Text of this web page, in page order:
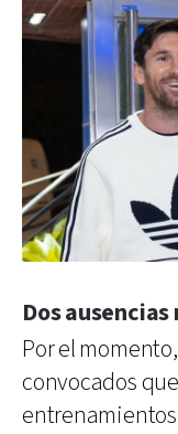
Dos
Por el
convocados